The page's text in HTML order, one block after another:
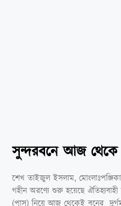
সুন্দরবনে আজ
‎শেখ তাইজুল ইসলাম,
গহীন অরণ্যে শুরু হয়েছে
(পাস) নিয়ে আজ থেকেই বনের